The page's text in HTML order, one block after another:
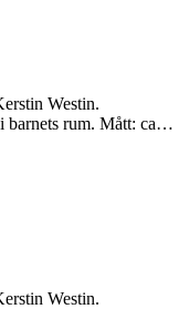
Westin.
barnets rum. Mått: ca…
Westin.